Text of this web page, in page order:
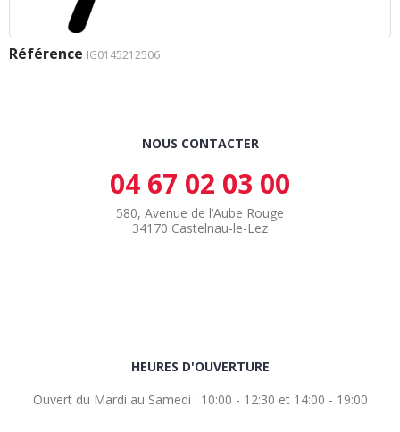
Référence IG0145212506
NOUS CONTACTER
04 67 02 03 00
580, Avenue de l’Aube Rouge
34170 Castelnau-le-Lez
HEURES D'OUVERTURE
Ouvert du Mardi au Samedi : 10:00 - 12:30 et 14:00 - 19:00